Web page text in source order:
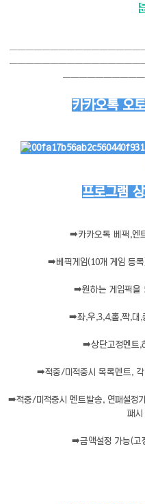
카카오톡 오
프로그램
➡️카카오톡 베픽,엔
➡️ 베픽게임(10개 게임 등
➡️원하는 게임픽을
➡️좌,우,3,4,홀,짝,대,
➡️상단고정멘트,
➡️적중/미적중시 목록멘트,
➡️적중/미적중시 멘트발송, 연패설정
패시
➡️금액설정 가능(고